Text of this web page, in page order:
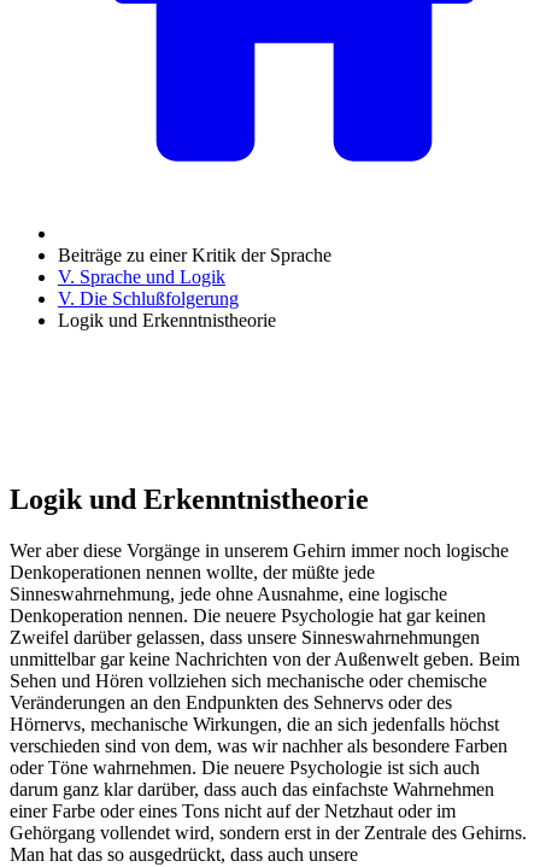
Beiträge zu einer Kritik der Sprache
V. Sprache und Logik
V. Die Schlußfolgerung
Logik und Erkenntnistheorie
Logik und Erkenntnistheorie
Wer aber diese Vorgänge in unserem Gehirn immer noch logische
Denkoperationen nennen wollte, der müßte jede
Sinneswahrnehmung, jede ohne Ausnahme, eine logische
Denkoperation nennen. Die neuere Psychologie hat gar keinen
Zweifel darüber gelassen, dass unsere Sinneswahrnehmungen
unmittelbar gar keine Nachrichten von der Außenwelt geben. Beim
Sehen und Hören vollziehen sich mechanische oder chemische
Veränderungen an den Endpunkten des Sehnervs oder des
Hörnervs, mechanische Wirkungen, die an sich jedenfalls höchst
verschieden sind von dem, was wir nachher als besondere Farben
oder Töne wahrnehmen. Die neuere Psychologie ist sich auch
darum ganz klar darüber, dass auch das einfachste Wahrnehmen
einer Farbe oder eines Tons nicht auf der Netzhaut oder im
Gehörgang vollendet wird, sondern erst in der Zentrale des Gehirns.
Man hat das so ausgedrückt, dass auch unsere